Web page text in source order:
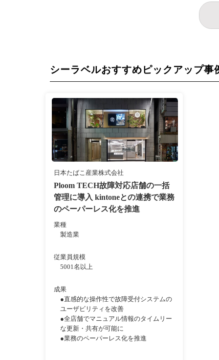
シーラベルおすすめピックアップ事
日本たばこ産業株式会社
Ploom TECH故障対応店舗の一括
管理に導入 kintoneとの連携で業務
のペーパーレス化を推進
業種
製造業
従業員規模
5001名以上
成果
●直感的な操作性で故障受付システムの
ユーザビリティを改善
●全店舗でマニュアル情報のタイムリー
な更新・共有が可能に
●業務のペーパーレス化を推進